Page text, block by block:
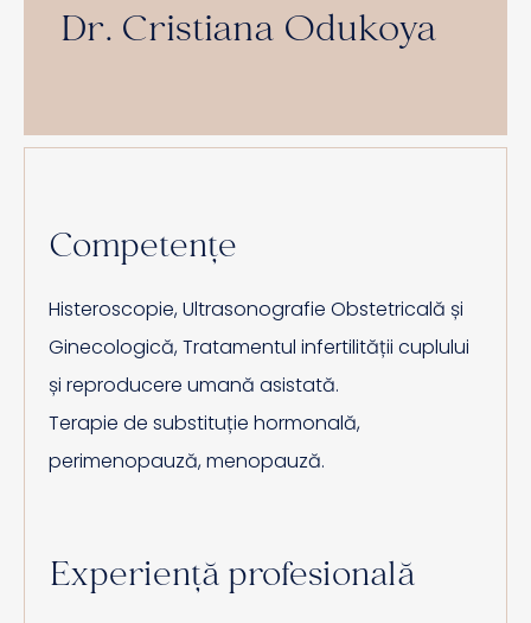
Dr. Cristiana Odukoya
Competențe
Histeroscopie, Ultrasonografie Obstetricală și
Ginecologică, Tratamentul infertilității cuplului
și reproducere umană asistată.
Terapie de substituție hormonală,
perimenopauză, menopauză.
Experiență profesională